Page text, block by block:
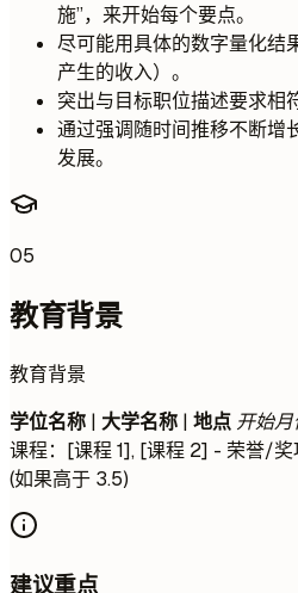
施”，来开始每个要点。
尽可能用具体的数字量化结
产生的收入）。
突出与目标职位描述要求相
通过强调随时间推移不断增
发展。
05
教育背景
教育背景
学位名称 | 大学名称 | 地点 开始
课程：[课程 1], [课程 2] - 荣誉/
(如果高于 3.5)
建议重点